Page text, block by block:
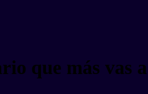
que más vas